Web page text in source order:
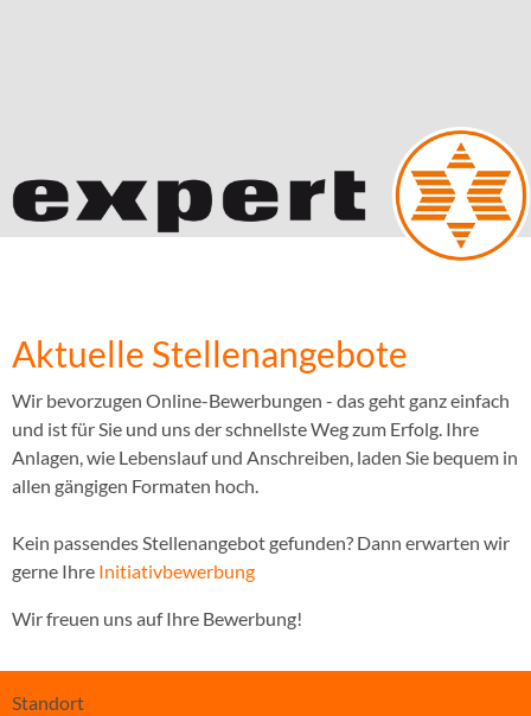
Aktuelle Stellenangebote
Wir bevorzugen Online-Bewerbungen - das geht ganz einfach
und ist für Sie und uns der schnellste Weg zum Erfolg. Ihre
Anlagen, wie Lebenslauf und Anschreiben, laden Sie bequem in
allen gängigen Formaten hoch.
Kein passendes Stellenangebot gefunden? Dann erwarten wir
gerne Ihre Initiativbewerbung
Wir freuen uns auf Ihre Bewerbung!
Standort